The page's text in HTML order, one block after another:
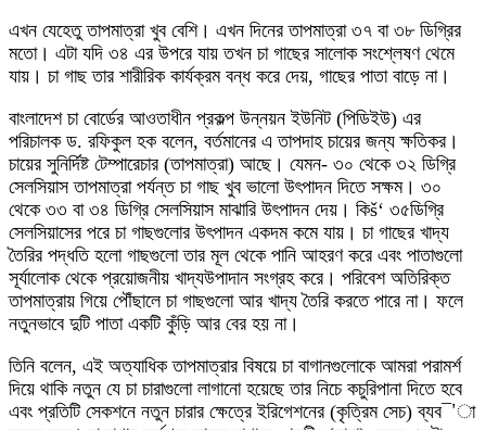
এখন যেহেতু তাপমাত্রা খুব বেশি। এখন দিনের তাপমাত্রা ৩৭ বা ৩৮ ডিগ্রির
মতো। এটা যদি ৩৪ এর উপরে যায় তখন চা গাছের সালোক সংশ্লেষণ থেমে
যায়। চা গাছ তার শারীরিক কার্যক্রম বন্ধ করে দেয়, গাছের পাতা বাড়ে না।
বাংলাদেশ চা বোর্ডের আওতাধীন প্রকল্প উন্নয়ন ইউনিট (পিডিইউ) এর
পরিচালক ড. রফিকুল হক বলেন, বর্তমানের এ তাপদাহ চায়ের জন্য ক্ষতিকর।
চায়ের সুনির্দিষ্ট টেম্পারেচার (তাপমাত্রা) আছে। যেমন- ৩০ থেকে ৩২ ডিগ্রি
সেলসিয়াস তাপমাত্রা পর্যন্ত চা গাছ খুব ভালো উৎপাদন দিতে সক্ষম। ৩০
থেকে ৩৩ বা ৩৪ ডিগ্রি সেলসিয়াস মাঝারি উৎপাদন দেয়। কিš‘ ৩৫ডিগ্রি
সেলসিয়াসের পরে চা গাছগুলোর উৎপাদন একদম কমে যায়। চা গাছের খাদ্য
তৈরির পদ্ধতি হলো গাছগুলো তার মূল থেকে পানি আহরণ করে এবং পাতাগুলো
সূর্যালোক থেকে প্রয়োজনীয় খাদ্যউপাদান সংগ্রহ করে। পরিবেশ অতিরিক্ত
তাপমাত্রায় গিয়ে পৌঁছালে চা গাছগুলো আর খাদ্য তৈরি করতে পারে না। ফলে
নতুনভাবে দুটি পাতা একটি কুঁড়ি আর বের হয় না।
তিনি বলেন, এই অত্যাধিক তাপমাত্রার বিষয়ে চা বাগানগুলোকে আমরা পরামর্শ
দিয়ে থাকি নতুন যে চা চারাগুলো লাগানো হয়েছে তার নিচে কচুরিপানা দিতে হবে
এবং প্রতিটি সেকশনে নতুন চারার ক্ষেত্রে ইরিগেশনের (কৃত্রিম সেচ) ব্যব¯’া